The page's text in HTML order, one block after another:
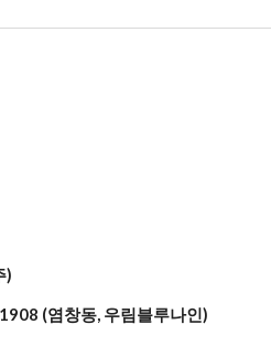
)
(염창동, 우림블루나인)